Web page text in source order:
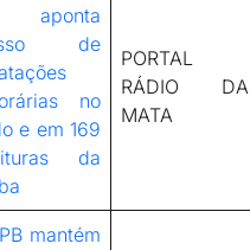
aponta
de
no
e em 169
da
PORTAL
RÁDIO DA
MATA
mantém